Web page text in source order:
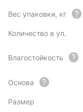
Вес упаковки, кг
Количество в уп.
Влагостойкость
Основа
Размер